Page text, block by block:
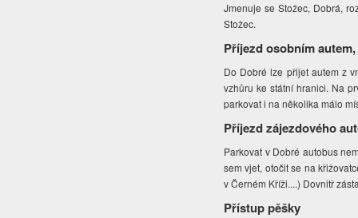
Jmenuje se Stožec, Dobrá,
Stožec.
Příjezd osobním
Do Dobré lze přijet autem z
vzhůru ke státní hranici. Na
parkovat i na několika málo
Příjezd zájezdového
Parkovat v Dobré autobus
sem vjet, otočit se na
v Černém Kříži....) Dovnitř
Přístup pěšky